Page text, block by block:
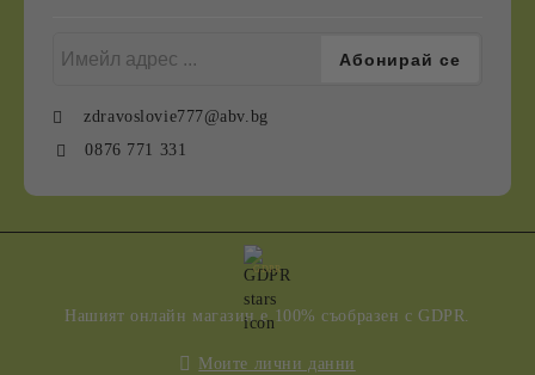
zdravoslovie777@abv.bg
0876 771 331
GDPR
Нашият онлайн магазин е 100% съобразен с GDPR.
Моите лични данни